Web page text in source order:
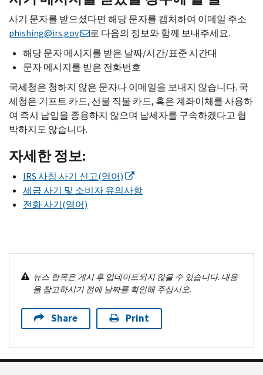
사기 문자를 받으셨다면 해당 문자를 캡처하여 이메일 주소
phishing@irs.gov
로 다음의 정보와 함께 보내주세요.
해당 문자 메시지를 받은 날짜/시간/표준 시간대
문자 메시지를 받은 전화번호
국세청은 청하지 않은 문자나 이메일을 보내지 않습니다. 국
세청은 기프트 카드, 선불 직불 카드, 혹은 계좌이체를 사용하
여 즉시 납입을 종용하지 않으며 납세자를 구속하겠다고 협
박하지도 않습니다.
자세한 정보:
IRS사칭 사기 신고(영어)
세금 사기 및 소비자 유의사항
전화 사기(영어)
뉴스 항목은 게시 후 업데이트되지 않을 수 있습니다. 내용
을 참고하시기 전에 날짜를 확인해 주십시오.
Share Print